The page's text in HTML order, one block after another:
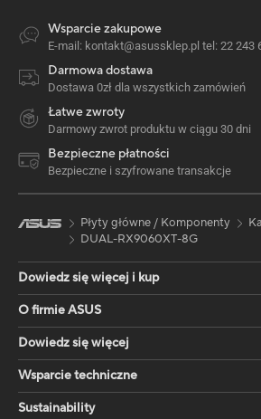
Wsparcie zakupowe
E-mail: kontakt@asussklep.pl tel: 22 243
Darmowa dostawa
Dostawa 0zł dla wszystkich zamówień
Łatwe zwroty
Darmowy zwrot produktu w ciągu 30 dni
Bezpieczne płatności
Bezpieczne i szyfrowane transakcje
Płyty główne / Komponenty
DUAL-RX9060XT-8G
Dowiedz się więcej i kup
O firmie ASUS
Dowiedz się więcej
Wsparcie techniczne
Sustainability